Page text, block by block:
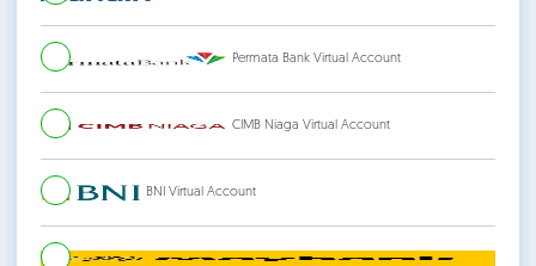
Permata Bank Virtual Account
CIMB Niaga Virtual Account
BNI Virtual Account